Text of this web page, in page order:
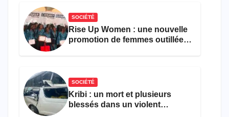
SOCIÉTÉ
Rise Up Women : une nouvelle
promotion de femmes outillées
SOCIÉTÉ
Kribi : un mort et plusieurs
blessés dans un violent